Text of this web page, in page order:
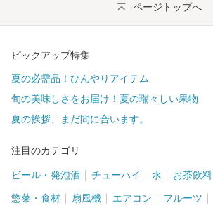
ページトップへ
ピックアップ特集
夏の必需品！ひんやりアイテム
旬の美味しさをお届け！夏の瑞々しい果物
夏の挨拶、まだ間に合います。
注目のカテゴリ
ビール・発泡酒 チューハイ 水 お茶飲料
惣菜・食材 扇風機 エアコン フルーツ